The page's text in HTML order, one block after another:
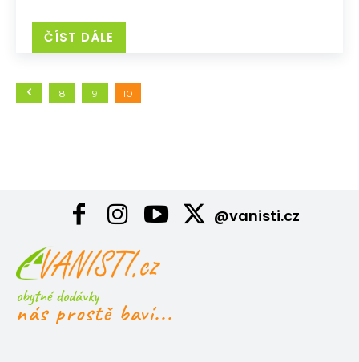
ČÍST DÁLE
8 9 10
@vanisti.cz
obytné dodávky
nás prostě baví...